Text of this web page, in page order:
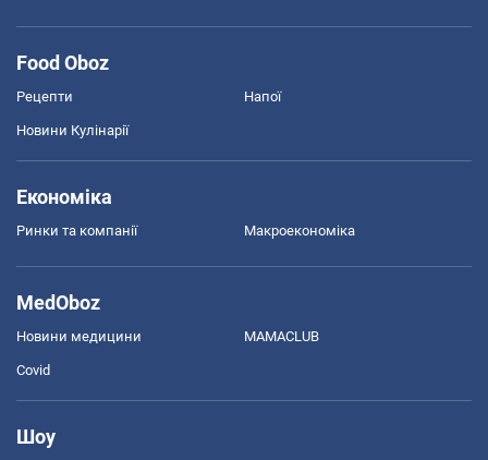
Food Oboz
Рецепти Напої
Новини Кулінарії
Економіка
Ринки та компанії Макроекономіка
MedOboz
Новини медицини MAMACLUB
Covid
Шоу